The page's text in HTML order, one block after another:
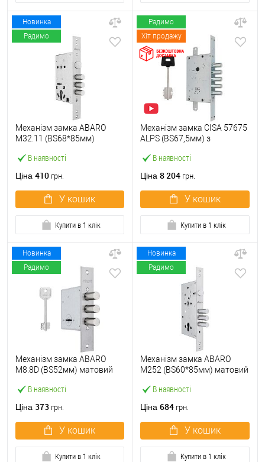
Новинка
Радимо
В наявності
Механізм замка ABARO
M32.11 (BS68*85мм)
Ціна 410 грн.
У кошик
Купити в 1 клік
Радимо
Хіт продажу
В наявності
Механізм замка CISA 57675
ALPS (BS67,5мм) з
матовий
Ціна 8 204 грн.
У кошик
Купити в 1 клік
Новинка
Радимо
В наявності
Механізм замка ABARO
M8.8D (BS52мм) матовий
Ціна 373 грн.
У кошик
Купити в 1 клік
Новинка
Радимо
В наявності
Механізм замка ABARO
M252 (BS60*85мм) матовий
Ціна 684 грн.
У кошик
Купити в 1 клік